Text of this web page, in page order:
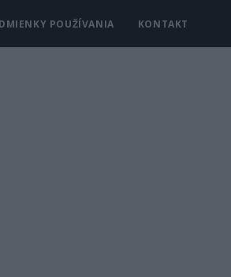
POUŽÍVANIA KONTAKT